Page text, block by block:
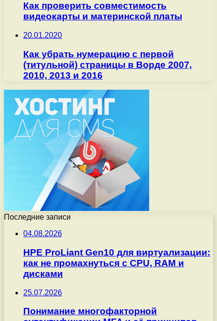
Как проверить совместимость
видеокарты и материнской платы
20.01.2020
Как убрать нумерацию с первой
(титульной) страницы в Ворде 2007,
2010, 2013 и 2016
Последние записи
04.08.2026
HPE ProLiant Gen10 для виртуализации:
как не промахнуться с CPU, RAM и
дисками
25.07.2026
Понимание многофакторной